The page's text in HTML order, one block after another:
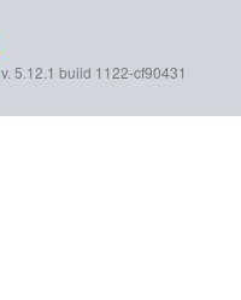
v. 5.12.1 build 1122-cf90431